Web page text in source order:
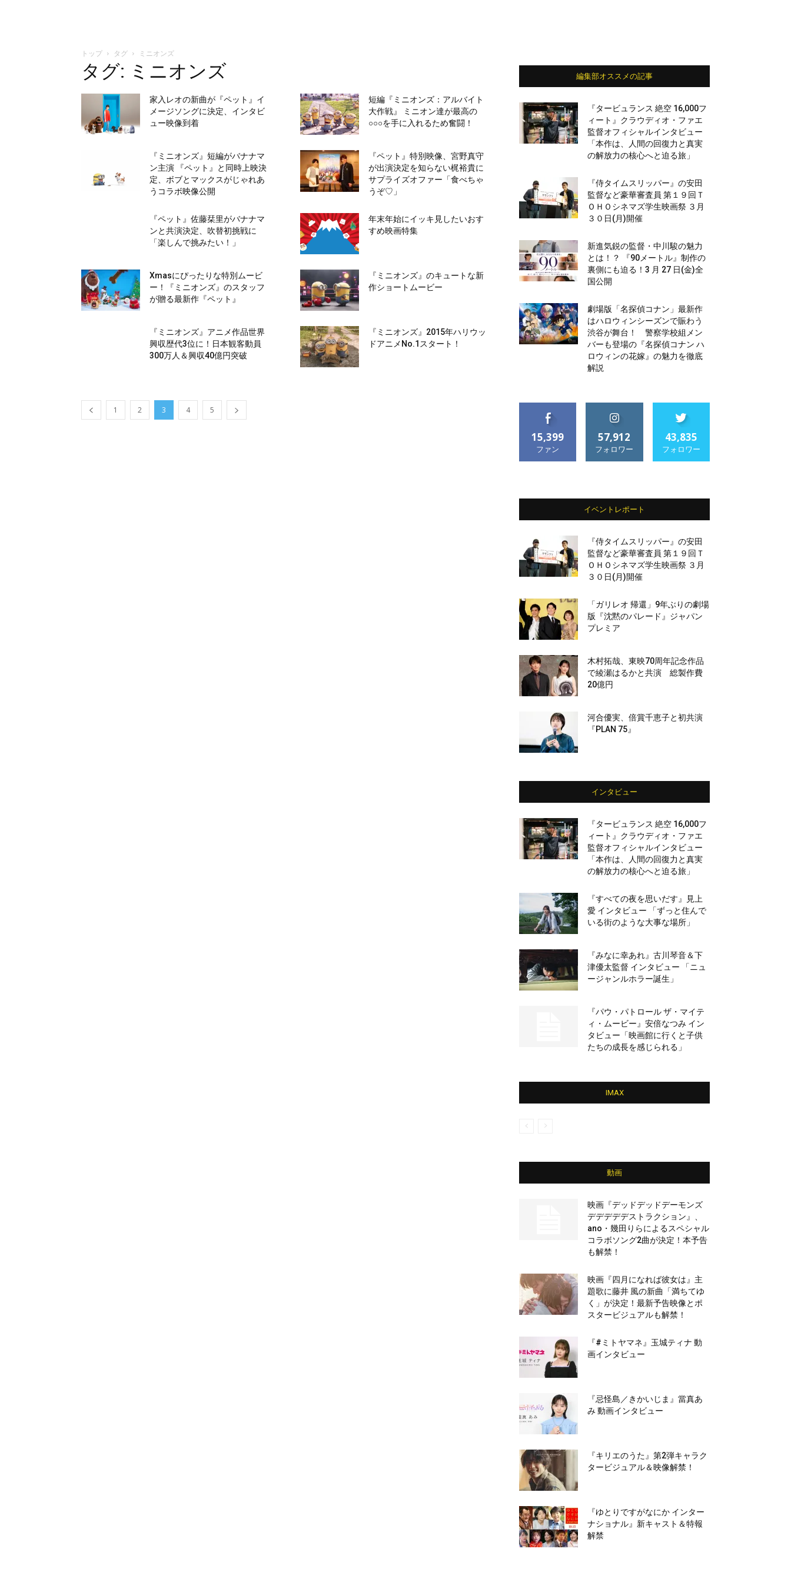
トップ タグ ミニオンズ
タグ: ミニオンズ
家入レオの新曲が『ペット』イ
メージソングに決定、インタビ
ュー映像到着
短編『ミニオンズ：アルバイト
大作戦』 ミニオン達が最高の
○○○を手に入れるため奮闘！
『ミニオンズ』短編がバナナマ
ン主演 『ペット』と同時上映決
定、ボブとマックスがじゃれあ
うコラボ映像公開
『ペット』特別映像、宮野真守
が出演決定を知らない梶裕貴に
サプライズオファー「食べちゃ
うぞ♡」
『ペット』佐藤栞里がバナナマ
ンと共演決定、吹替初挑戦に
「楽しんで挑みたい！」
年末年始にイッキ見したいおす
すめ映画特集
Xmasにぴったりな特別ムービ
ー！『ミニオンズ』のスタッフ
が贈る最新作『ペット』
『ミニオンズ』のキュートな新
作ショートムービー
『ミニオンズ』アニメ作品世界
興収歴代3位に！日本観客動員
300万人＆興収40億円突破
『ミニオンズ』2015年ハリウッ
ドアニメNo.1スタート！
1 2 3 4 5
編集部オススメの記事
『タービュランス 絶空 16,000フ
ィート』クラウディオ・ファエ
監督オフィシャルインタビュー
「本作は、人間の回復力と真実
の解放力の核心へと迫る旅」
『侍タイムスリッパー』の安田
監督など豪華審査員 第１９回Ｔ
ＯＨＯシネマズ学生映画祭 ３月
３０日(月)開催
新進気鋭の監督・中川駿の魅力
とは！？ 『90メートル』制作の
裏側にも迫る！3 月 27 日(金)全
国公開
劇場版「名探偵コナン」最新作
はハロウィンシーズンで賑わう
渋谷が舞台！ 警察学校組メン
バーも登場の『名探偵コナン ハ
ロウィンの花嫁』の魅力を徹底
解説
15,399
ファン
57,912
フォロワー
43,835
フォロワー
イベントレポート
『侍タイムスリッパー』の安田
監督など豪華審査員 第１９回Ｔ
ＯＨＯシネマズ学生映画祭 ３月
３０日(月)開催
「ガリレオ 帰還」9年ぶりの劇場
版『沈黙のパレード』ジャパン
プレミア
木村拓哉、東映70周年記念作品
で綾瀬はるかと共演 総製作費
20億円
河合優実、倍賞千恵子と初共演
『PLAN 75』
インタビュー
『タービュランス 絶空 16,000フ
ィート』クラウディオ・ファエ
監督オフィシャルインタビュー
「本作は、人間の回復力と真実
の解放力の核心へと迫る旅」
『すべての夜を思いだす』見上
愛 インタビュー 「ずっと住んで
いる街のような大事な場所」
『みなに幸あれ』古川琴音＆下
津優太監督 インタビュー 「ニュ
ージャンルホラー誕生」
『パウ・パトロール ザ・マイテ
ィ・ムービー』安倍なつみ イン
タビュー「映画館に行くと子供
たちの成長を感じられる」
IMAX
動画
映画『デッドデッドデーモンズ
デデデデデストラクション』、
ano・幾田りらによるスペシャル
コラボソング2曲が決定！本予告
も解禁！
映画『四月になれば彼女は』主
題歌に藤井 風の新曲「満ちてゆ
く」が決定！最新予告映像とポ
スタービジュアルも解禁！
『#ミトヤマネ』玉城ティナ 動
画インタビュー
『忌怪島／きかいじま』當真あ
み 動画インタビュー
『キリエのうた』第2弾キャラク
タービジュアル＆映像解禁！
『ゆとりですがなにか インター
ナショナル』新キャスト＆特報
解禁